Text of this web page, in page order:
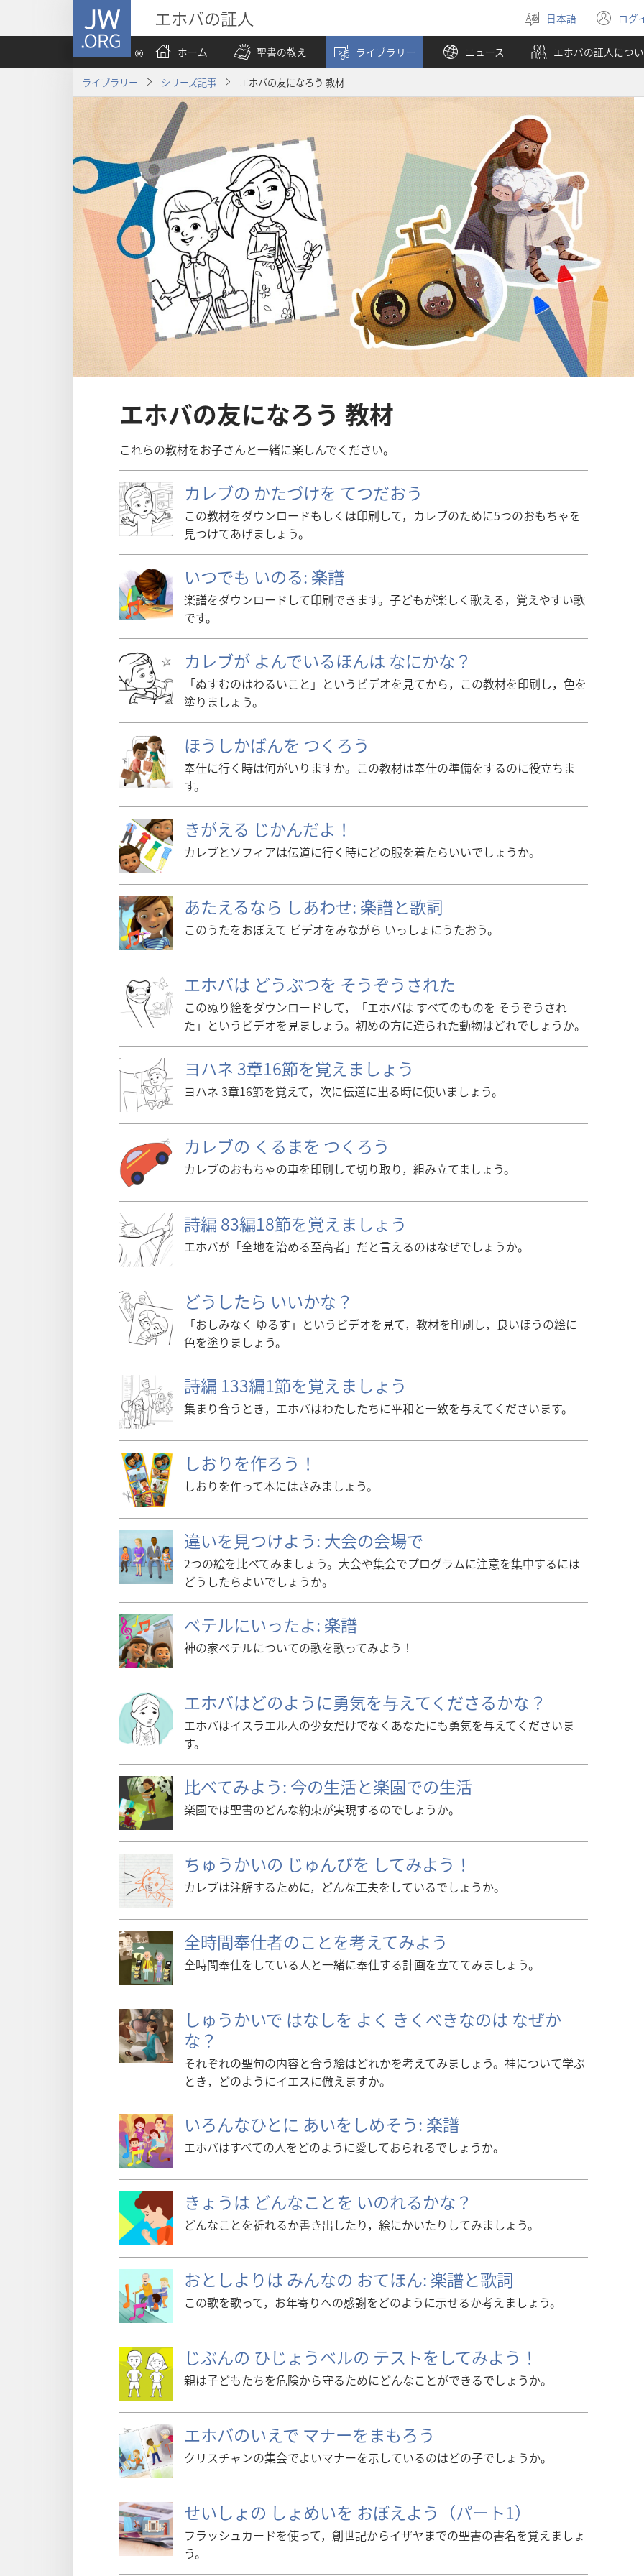
JW.ORG エホバの証人
言
語
を
選
日本語 ログ
（新
し
い
タ
で
開
く）
ホーム
聖書の教え ライブラリー ニュース エホバの証人につ
ライブラリー シリーズ記事 エホバの友になろう 教材
エホバの友になろう 教材
これらの教材をお子さんと一緒に楽しんでください。
カレブの かたづけを てつだおう
この教材をダウンロードもしくは印刷して，カレブのために5つのおもちゃを
見つけてあげましょう。
いつでも いのる: 楽譜
楽譜をダウンロードして印刷できます。子どもが楽しく歌える，覚えやすい歌
です。
カレブが よんでいるほんは なにかな？
「ぬすむのはわるいこと」というビデオを見てから，この教材を印刷し，色を
塗りましょう。
ほうしかばんを つくろう
奉仕に行く時は何がいりますか。この教材は奉仕の準備をするのに役立ちま
す。
きがえる じかんだよ！
カレブとソフィアは伝道に行く時にどの服を着たらいいでしょうか。
あたえるなら しあわせ: 楽譜と歌詞
このうたをおぼえて ビデオをみながら いっしょにうたおう。
エホバは どうぶつを そうぞうされた
このぬり絵をダウンロードして，「エホバは すべてのものを そうぞうされ
た」というビデオを見ましょう。初めの方に造られた動物はどれでしょうか。
ヨハネ 3章16節を覚えましょう
ヨハネ 3章16節を覚えて，次に伝道に出る時に使いましょう。
カレブの くるまを つくろう
カレブのおもちゃの車を印刷して切り取り，組み立てましょう。
詩編 83編18節を覚えましょう
エホバが「全地を治める至高者」だと言えるのはなぜでしょうか。
どうしたら いいかな？
「おしみなく ゆるす」というビデオを見て，教材を印刷し，良いほうの絵に
色を塗りましょう。
詩編 133編1節を覚えましょう
集まり合うとき，エホバはわたしたちに平和と一致を与えてくださいます。
しおりを作ろう！
しおりを作って本にはさみましょう。
違いを見つけよう: 大会の会場で
2つの絵を比べてみましょう。大会や集会でプログラムに注意を集中するには
どうしたらよいでしょうか。
ベテルにいったよ: 楽譜
神の家ベテルについての歌を歌ってみよう！
エホバはどのように勇気を与えてくださるかな？
エホバはイスラエル人の少女だけでなくあなたにも勇気を与えてくださいま
す。
比べてみよう: 今の生活と楽園での生活
楽園では聖書のどんな約束が実現するのでしょうか。
ちゅうかいの じゅんびを してみよう！
カレブは注解するために，どんな工夫をしているでしょうか。
全時間奉仕者のことを考えてみよう
全時間奉仕をしている人と一緒に奉仕する計画を立ててみましょう。
しゅうかいで はなしを よく きくべきなのは なぜか
な？
それぞれの聖句の内容と合う絵はどれかを考えてみましょう。神について学ぶ
とき，どのようにイエスに倣えますか。
いろんなひとに あいをしめそう: 楽譜
エホバはすべての人をどのように愛しておられるでしょうか。
きょうは どんなことを いのれるかな？
どんなことを祈れるか書き出したり，絵にかいたりしてみましょう。
おとしよりは みんなの おてほん: 楽譜と歌詞
この歌を歌って，お年寄りへの感謝をどのように示せるか考えましょう。
じぶんの ひじょうベルの テストをしてみよう！
親は子どもたちを危険から守るためにどんなことができるでしょうか。
エホバのいえで マナーをまもろう
クリスチャンの集会でよいマナーを示しているのはどの子でしょうか。
せいしょの しょめいを おぼえよう（パート1）
フラッシュカードを使って，創世記からイザヤまでの聖書の書名を覚えましょ
う。